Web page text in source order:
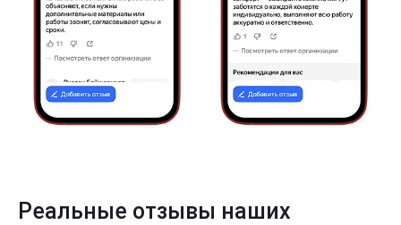
Реальные отзывы наших